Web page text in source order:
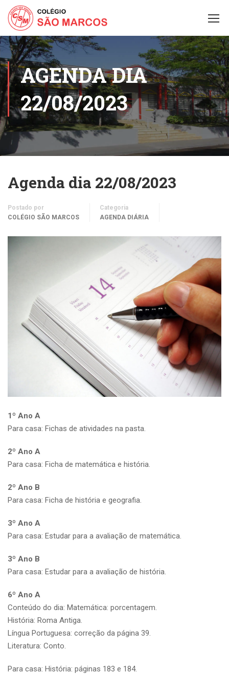
AGENDA DIA
22/08/2023
Agenda dia 22/08/2023
Postado por
COLÉGIO SÃO MARCOS
Categoria
AGENDA DIÁRIA
1º Ano A
Para casa: Fichas de atividades na pasta.
2º Ano A
Para casa: Ficha de matemática e história.
2º Ano B
Para casa: Ficha de história e geografia.
3º Ano A
Para casa: Estudar para a avaliação de matemática.
3º Ano B
Para casa: Estudar para a avaliação de história.
6º Ano A
Conteúdo do dia: Matemática: porcentagem.
História: Roma Antiga.
Língua Portuguesa: correção da página 39.
Literatura: Conto.
Para casa: História: páginas 183 e 184.